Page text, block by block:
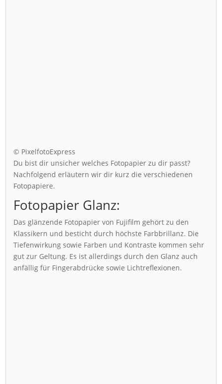
© PixelfotoExpress
Du bist dir unsicher welches Fotopapier zu dir passt?
Nachfolgend erläutern wir dir kurz die verschiedenen
Fotopapiere.
Fotopapier Glanz:
Das glänzende Fotopapier von Fujifilm gehört zu den
Klassikern und besticht durch höchste Farbbrillanz. Die
Tiefenwirkung sowie Farben und Kontraste kommen sehr
gut zur Geltung. Es ist allerdings durch den Glanz auch
anfällig für Fingerabdrücke sowie Lichtreflexionen.